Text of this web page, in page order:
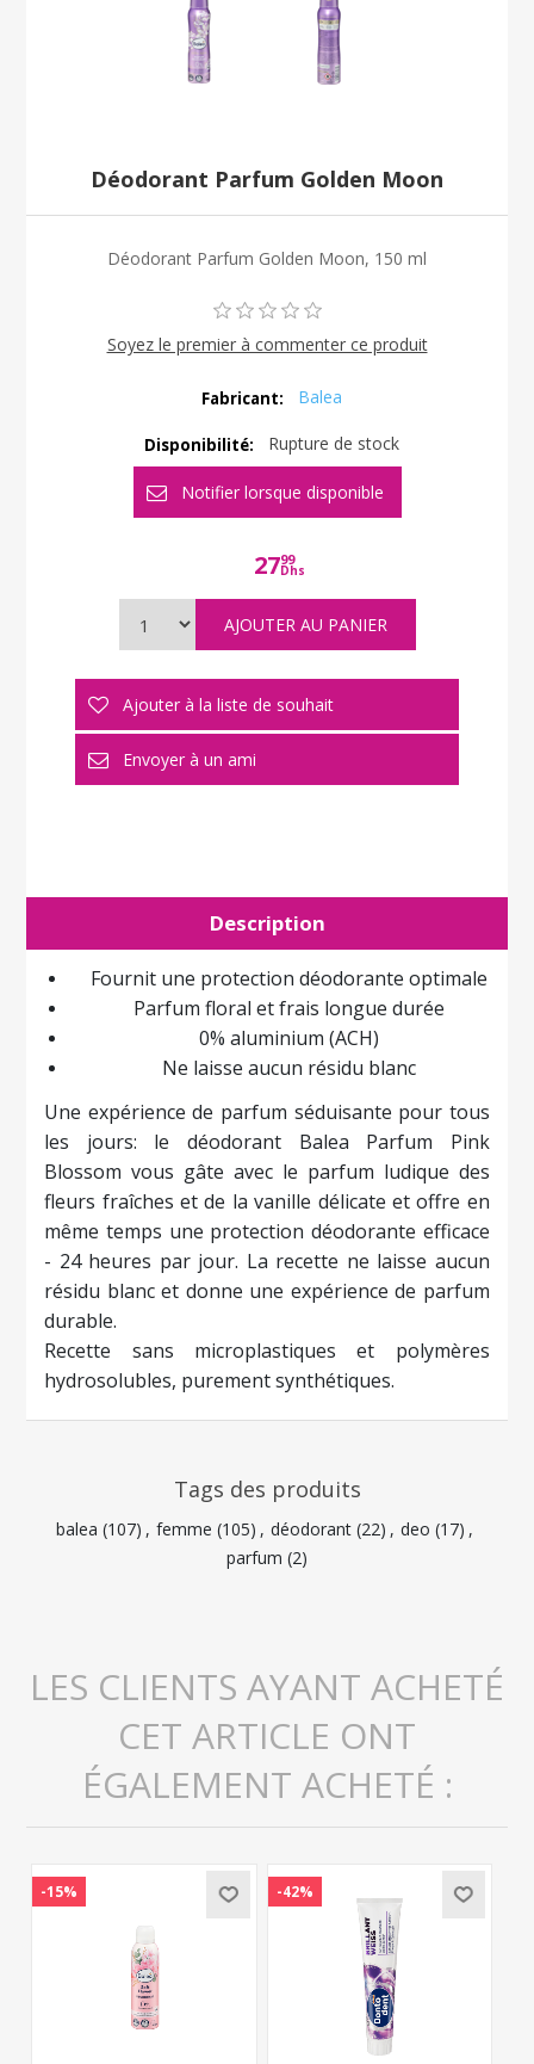
Déodorant Parfum Golden Moon
Déodorant Parfum Golden Moon, 150 ml
Soyez le premier à commenter ce produit
Fabricant: Balea
Disponibilité: Rupture de stock
2799
Dhs
Description
Fournit une protection déodorante optimale
Parfum floral et frais longue durée
0% aluminium (ACH)
Ne laisse aucun résidu blanc
Une expérience de parfum séduisante pour tous
les jours: le déodorant Balea Parfum Pink
Blossom vous gâte avec le parfum ludique des
fleurs fraîches et de la vanille délicate et offre en
même temps une protection déodorante efficace
- 24 heures par jour. La recette ne laisse aucun
résidu blanc et donne une expérience de parfum
durable.
Recette sans microplastiques et polymères
hydrosolubles, purement synthétiques.
Tags des produits
balea (107) , femme (105) , déodorant (22) , deo (17) ,
parfum (2)
LES CLIENTS AYANT ACHETÉ
CET ARTICLE ONT
ÉGALEMENT ACHETÉ :
-15% -42%